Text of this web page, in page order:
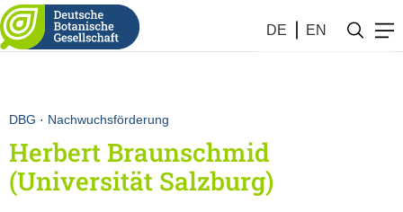
DE EN
DBG · Nachwuchsförderung
Herbert Braunschmid
(Universität Salzburg)